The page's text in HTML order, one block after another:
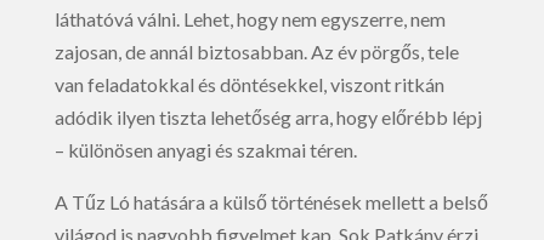
láthatóvá válni. Lehet, hogy nem egyszerre, nem
zajosan, de annál biztosabban. Az év pörgős, tele
van feladatokkal és döntésekkel, viszont ritkán
adódik ilyen tiszta lehetőség arra, hogy előrébb lépj
– különösen anyagi és szakmai téren.
A Tűz Ló hatására a külső történések mellett a belső
világod is nagyobb figyelmet kap. Sok Patkány érzi